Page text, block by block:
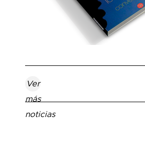
Ver
más
noticias